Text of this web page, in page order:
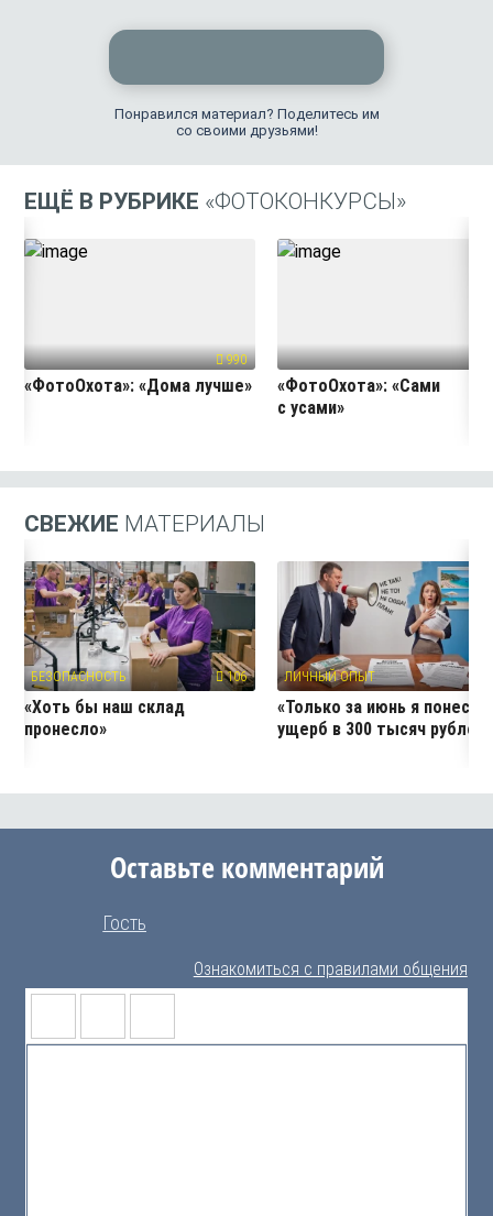
Понравился материал? Поделитесь им
со своими друзьями!
ЕЩЁ В РУБРИКЕ «ФОТОКОНКУРСЫ»
990
«ФотоОхота»: «Дома лучше»
«ФотоОхота»: «Сами
с усами»
СВЕЖИЕ МАТЕРИАЛЫ
БЕЗОПАСНОСТЬ 106
«Хоть бы наш склад
пронесло»
ЛИЧНЫЙ ОПЫТ
«Только за июнь я понесла
ущерб в 300 тысяч рублей»
Оставьте комментарий
Гость
Ознакомиться с правилами общения